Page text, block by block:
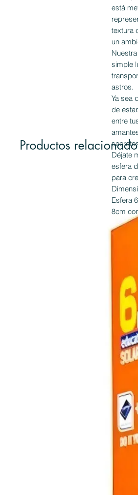
Productos
está
textura
un
simple
astros.
Ya sea
de
entre
Déjate
esfera
para
Esfera
8cm